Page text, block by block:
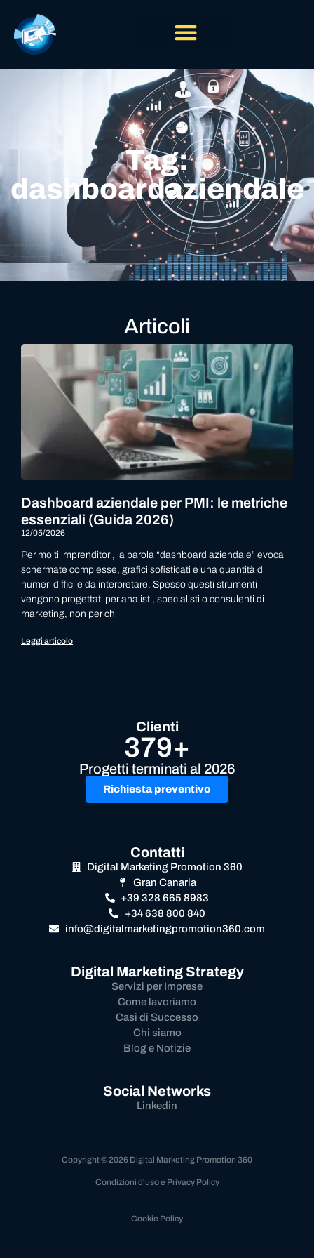
Tag:
dashboardaziendale
Articoli
Dashboard aziendale per PMI: le metriche
essenziali (Guida 2026)
12/05/2026
Per molti imprenditori, la parola “dashboard aziendale” evoca
schermate complesse, grafici sofisticati e una quantità di
numeri difficile da interpretare. Spesso questi strumenti
vengono progettati per analisti, specialisti o consulenti di
marketing, non per chi
Leggi articolo
Clienti
379+
Progetti terminati al 2026
Richiesta preventivo
Contatti
Digital Marketing Promotion 360
Gran Canaria
+39 328 665 8983
+34 638 800 840
info@digitalmarketingpromotion360.com
Digital Marketing Strategy
Servizi per Imprese
Come lavoriamo
Casi di Successo
Chi siamo
Blog e Notizie
Social Networks
Linkedin
Copyright © 2026 Digital Marketing Promotion 360
Condizioni d'uso e Privacy Policy
Cookie Policy